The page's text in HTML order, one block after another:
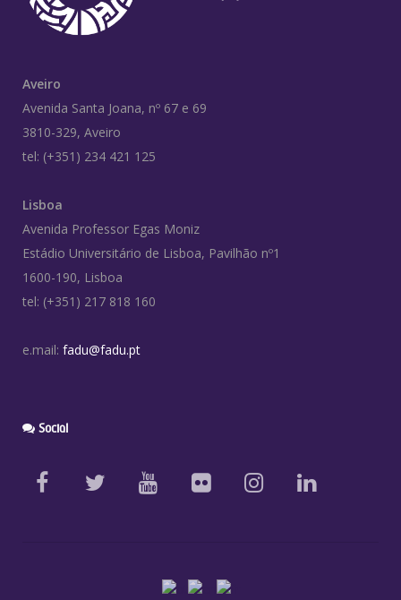
Aveiro
Avenida Santa Joana, nº 67 e 69
3810-329, Aveiro
tel: (+351) 234 421 125
Lisboa
Avenida Professor Egas Moniz
Estádio Universitário de Lisboa, Pavilhão nº1
1600-190, Lisboa
tel: (+351) 217 818 160
e.mail: fadu@fadu.pt
Social